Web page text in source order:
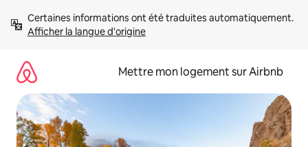
directement
Afficher la langue d'origine
Mettre mon logement sur Airbnb